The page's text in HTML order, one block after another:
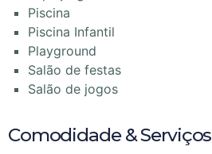
Piscina
Piscina Infantil
Playground
Salão de festas
Salão de jogos
Comodidade & Serviços